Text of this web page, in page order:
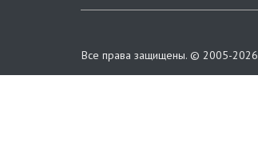
Все права защищены. © 2005-2026